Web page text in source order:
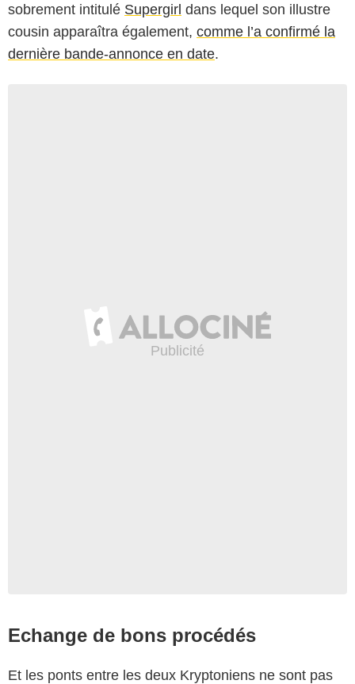
sobrement intitulé Supergirl dans lequel son illustre
cousin apparaîtra également, comme l’a confirmé la
dernière bande-annonce en date.
Echange de bons procédés
Et les ponts entre les deux Kryptoniens ne sont pas